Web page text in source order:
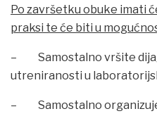
Po završetku obuke imati
praksi te će biti u
– Samostalno vršite
utreniranosti u
– Samostalno